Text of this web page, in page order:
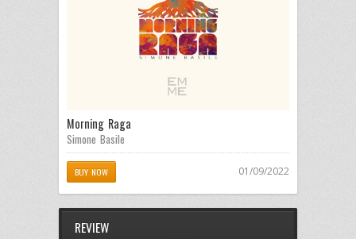
Morning Raga
Simone Basile
BUY NOW 01/09/2022
REVIEW